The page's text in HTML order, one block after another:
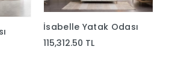
İsabelle Yatak Odası
115,312.50 TL